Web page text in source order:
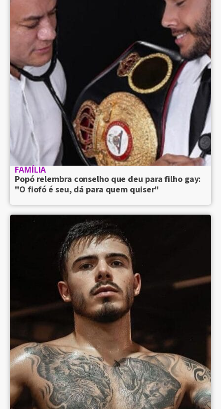
FAMÍLIA
Popó relembra conselho que deu para filho gay:
"O fiofó é seu, dá para quem quiser"